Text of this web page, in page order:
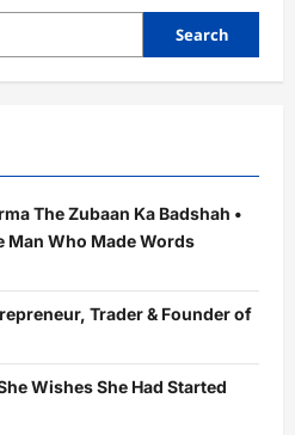
Search
The Zubaan Ka Badshah •
Man Who Made Words
Trader & Founder of
Wishes She Had Started